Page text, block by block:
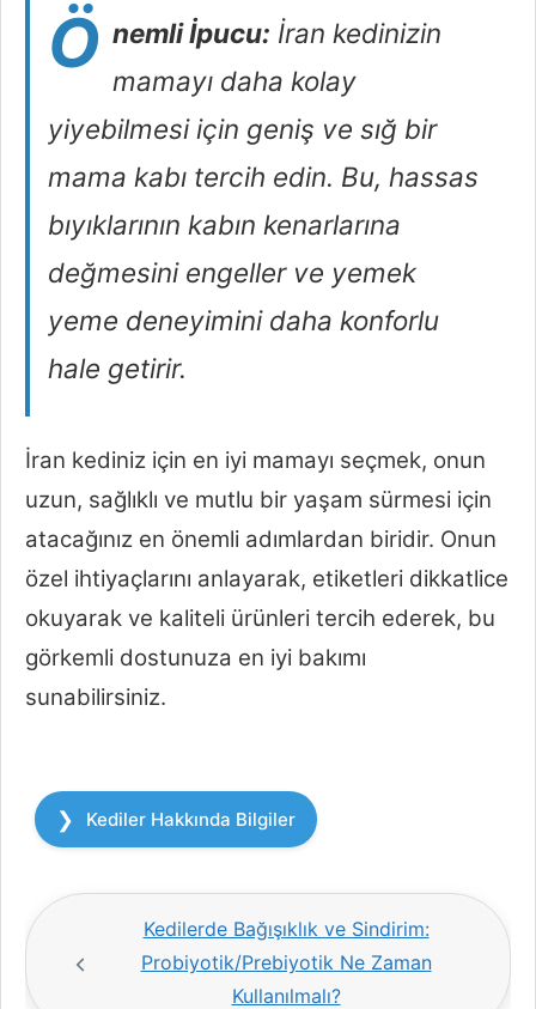
Ö nemli İpucu: İran kedinizin
mamayı daha kolay
yiyebilmesi için geniş ve sığ bir
mama kabı tercih edin. Bu, hassas
bıyıklarının kabın kenarlarına
değmesini engeller ve yemek
yeme deneyimini daha konforlu
hale getirir.
İran kediniz için en iyi mamayı seçmek, onun
uzun, sağlıklı ve mutlu bir yaşam sürmesi için
atacağınız en önemli adımlardan biridir. Onun
özel ihtiyaçlarını anlayarak, etiketleri dikkatlice
okuyarak ve kaliteli ürünleri tercih ederek, bu
görkemli dostunuza en iyi bakımı
sunabilirsiniz.
Kategoriler
Kediler Hakkında Bilgiler
Kedilerde Bağışıklık ve Sindirim:
Probiyotik/Prebiyotik Ne Zaman
Kullanılmalı?